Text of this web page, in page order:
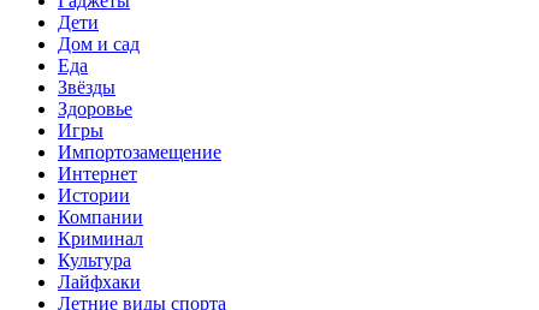
Дети
Дом и сад
Еда
Звёзды
Здоровье
Игры
Импортозамещение
Интернет
Истории
Компании
Криминал
Культура
Лайфхаки
Летние виды спорта